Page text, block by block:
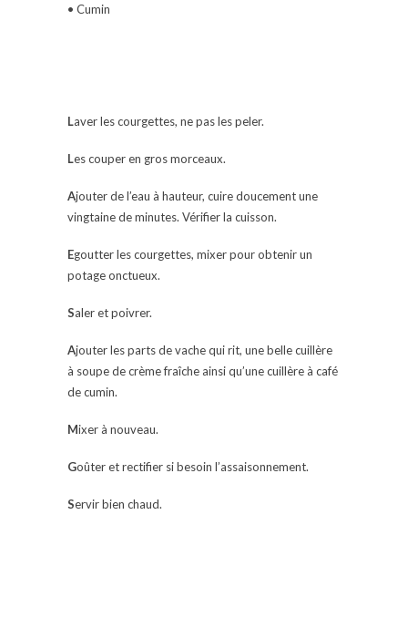
• Cumin
Laver les courgettes, ne pas les peler.
Les couper en gros morceaux.
Ajouter de l’eau à hauteur, cuire doucement une
vingtaine de minutes. Vérifier la cuisson.
Egoutter les courgettes, mixer pour obtenir un
potage onctueux.
Saler et poivrer.
Ajouter les parts de vache qui rit, une belle cuillère
à soupe de crème fraîche ainsi qu’une cuillère à café
de cumin.
Mixer à nouveau.
Goûter et rectifier si besoin l’assaisonnement.
Servir bien chaud.